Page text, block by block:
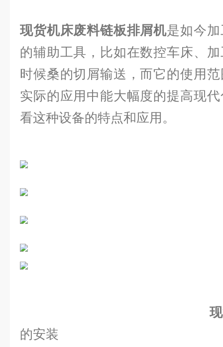
现货机床废料链板排屑机是如今
的辅助工具，比如在数控车床、
时候桑的切屑输送，而它的使用
实际的应用中能大幅度的提高现
看这种设备的特点和应用。
的安装